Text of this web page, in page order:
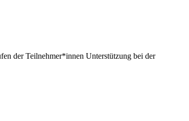
der Teilnehmer*innen Unterstützung bei der